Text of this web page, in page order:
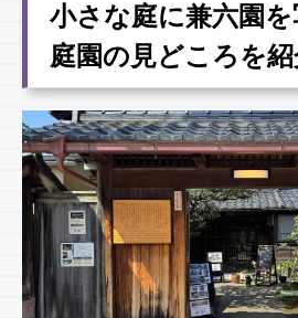
小さな庭に兼六園
庭園の見どころを